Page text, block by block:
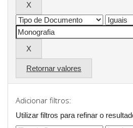
Retornar valores
Adicionar filtros:
Utilizar filtros para refinar o